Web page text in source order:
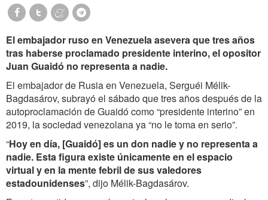
El embajador ruso en Venezuela asevera que tres años
tras haberse proclamado presidente interino, el opositor
Juan Guaidó no representa a nadie.
El embajador de Rusia en Venezuela, Serguéi Mélik-
Bagdasárov, subrayó el sábado que tres años después de la
autoproclamación de Guaidó como“presidente interino”en
2019, la sociedad venezolana ya “no le toma en serio”.
“Hoy en día, [Guaidó] es un don nadie y no representa a
nadie. Esta figura existe únicamente en el espacio
virtual y en la mente febril de sus valedores
estadounidenses”, dijo Mélik-Bagdasárov.